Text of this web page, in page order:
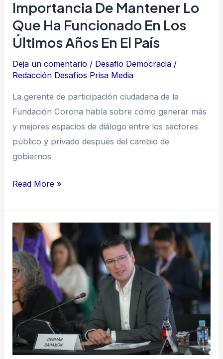
Importancia De Mantener Lo
Que Ha Funcionado En Los
Últimos Años En El País
Deja un comentario / Desafio Democracia /
Redacción Desafíos Prisa Media
La gerente de participación ciudadana de la
Fundación Corona habla sobre cómo generar más
y mejores espacios de diálogo entre los sectores
público y privado después del cambio de
gobiernos
funcionado
en
los
últimos
años
Read More »
Germán
Bahamón
y
la
importancia
de
próximas
elecciones